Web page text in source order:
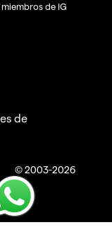
de IG
© 2003-2026
de